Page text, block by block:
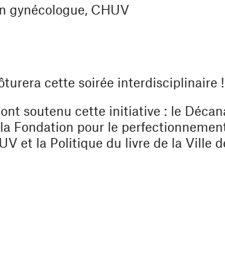
gynécologue, CHUV
cette soirée interdisciplinaire !
soutenu cette initiative : le
Fondation pour le
et la Politique du livre de la Ville